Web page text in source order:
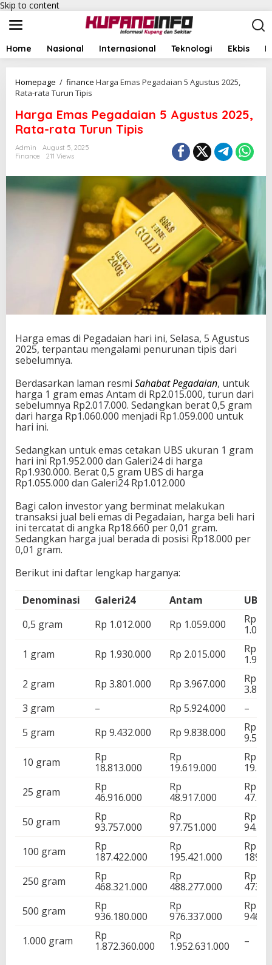
Skip to content
Home Nasional Internasional Teknologi Ekbis
Homepage / finance Harga Emas Pegadaian 5 Agustus 2025,
Rata-rata Turun Tipis
Harga Emas Pegadaian 5 Agustus 2025,
Rata-rata Turun Tipis
Admin
August 5, 2025
Finance
211 Views
Harga emas di Pegadaian hari ini, Selasa, 5 Agustus
2025, terpantau mengalami penurunan tipis dari
sebelumnya.
Berdasarkan laman resmi Sahabat Pegadaian, untuk
harga 1 gram emas Antam di Rp2.015.000, turun dari
sebelumnya Rp2.017.000. Sedangkan berat 0,5 gram
dari harga Rp1.060.000 menjadi Rp1.059.000 untuk
hari ini.
Sedangkan untuk emas cetakan UBS ukuran 1 gram
hari ini Rp1.952.000 dan Galeri24 di harga
Rp1.930.000. Berat 0,5 gram UBS di harga
Rp1.055.000 dan Galeri24 Rp1.012.000
Bagi calon investor yang berminat melakukan
transaksi jual beli emas di Pegadaian, harga beli hari
ini tercatat di angka Rp18.660 per 0,01 gram.
Sedangkan harga jual berada di posisi Rp18.000 per
0,01 gram.
Berikut ini daftar lengkap harganya:
Denominasi Galeri24 Antam
UBS
0,5 gram
Rp 1.012.000 Rp 1.059.000
Rp
1 gram
Rp 1.930.000 Rp 2.015.000
Rp
2 gram
Rp 3.801.000 Rp 3.967.000
Rp
3 gram
– Rp 5.924.000
–
5 gram
Rp 9.432.000 Rp 9.838.000
Rp
10 gram
Rp
18.813.000
Rp
19.619.000
Rp
25 gram
Rp
46.916.000
Rp
48.917.000
Rp
50 gram
Rp
93.757.000
Rp
97.751.000
Rp
100 gram
Rp
187.422.000
Rp
195.421.000
Rp
250 gram
Rp
468.321.000
Rp
488.277.000
Rp
500 gram
Rp
936.180.000
Rp
976.337.000
Rp
1.000 gram
Rp
1.872.360.000
Rp
1.952.631.000
–